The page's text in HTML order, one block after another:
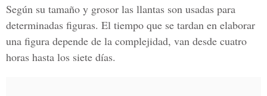
Según su tamaño y grosor las llantas son usadas para
determinadas figuras. El tiempo que se tardan en elaborar
una figura depende de la complejidad, van desde cuatro
horas hasta los siete días.